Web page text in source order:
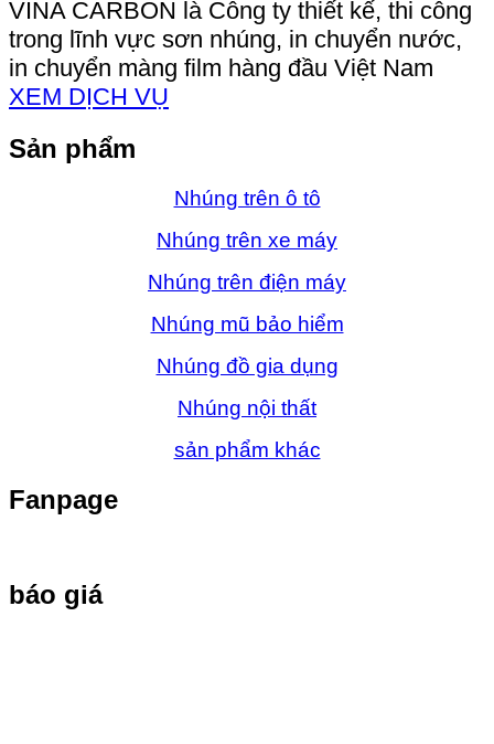
VINA CARBON là Công ty thiết kế, thi công
trong lĩnh vực sơn nhúng, in chuyển nước,
in chuyển màng film hàng đầu Việt Nam
XEM DỊCH VỤ
Sản phẩm
Nhúng trên ô tô
Nhúng trên xe máy
Nhúng trên điện máy
Nhúng mũ bảo hiểm
Nhúng đồ gia dụng
Nhúng nội thất
sản phẩm khác
Fanpage
báo giá